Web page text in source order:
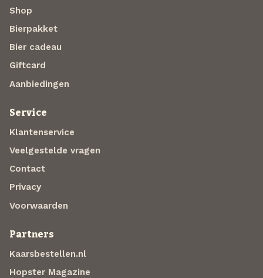
Shop
Bierpakket
Bier cadeau
Giftcard
Aanbiedingen
Service
Klantenservice
Veelgestelde vragen
Contact
Privacy
Voorwaarden
Partners
Kaarsbestellen.nl
Hopster Magazine